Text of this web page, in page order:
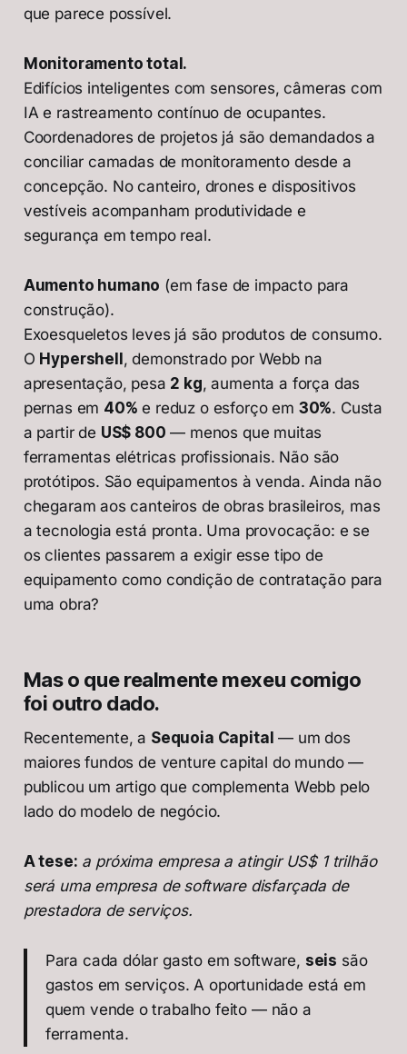
que parece possível.
Monitoramento total.
Edifícios inteligentes com sensores, câmeras com
IA e rastreamento contínuo de ocupantes.
Coordenadores de projetos já são demandados a
conciliar camadas de monitoramento desde a
concepção. No canteiro, drones e dispositivos
vestíveis acompanham produtividade e
segurança em tempo real.
Aumento humano (em fase de impacto para
construção).
Exoesqueletos leves já são produtos de consumo.
O Hypershell , demonstrado por Webb na
apresentação, pesa 2 kg, aumenta a força das
pernas em 40% e reduz o esforço em 30%. Custa
a partir de US$ 800 — menos que muitas
ferramentas elétricas profissionais. Não são
protótipos. São equipamentos à venda. Ainda não
chegaram aos canteiros de obras brasileiros, mas
a tecnologia está pronta. Uma provocação: e se
os clientes passarem a exigir esse tipo de
equipamento como condição de contratação para
uma obra?
Mas o que realmente mexeu comigo
foi outro dado.
Recentemente, a Sequoia Capital — um dos
maiores fundos de venture capital do mundo —
publicou um artigo que complementa Webb pelo
lado do modelo de negócio.
A tese: a próxima empresa a atingir US$ 1 trilhão
será uma empresa de software disfarçada de
prestadora de serviços.
Para cada dólar gasto em software, seis são
gastos em serviços. A oportunidade está em
quem vende o trabalho feito — não a
ferramenta.